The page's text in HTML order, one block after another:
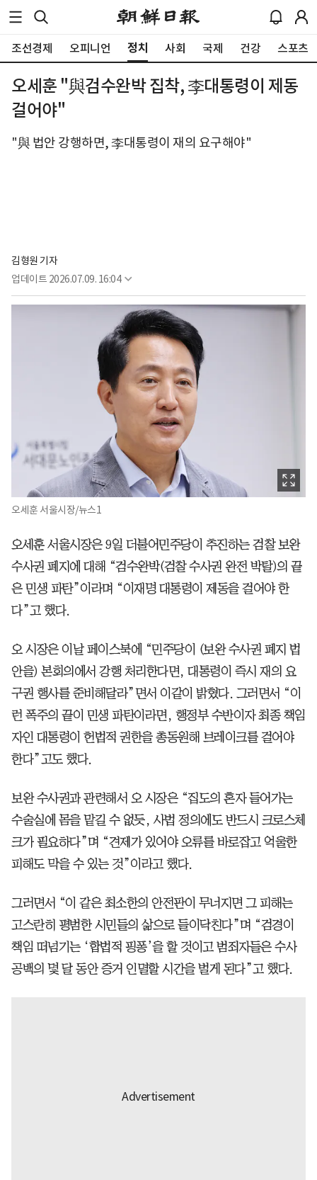
조선경제 오피니언 정치 사회 국제 건강 스포츠
오세훈 "與검수완박 집착, 李대통령이 제동
걸어야"
"與 법안 강행하면, 李대통령이 재의 요구해야"
김형원 기자
업데이트 2026.07.09. 16:04
오세훈 서울시장/뉴스1
오세훈 서울시장은 9일 더불어민주당이 추진하는 검찰 보완
수사권 폐지에 대해 “검수완박(검찰 수사권 완전 박탈)의 끝
은 민생 파탄”이라며 “이재명 대통령이 제동을 걸어야 한
다”고 했다.
오 시장은 이날 페이스북에 “민주당이 (보완 수사권 폐지 법
안을) 본회의에서 강행 처리한다면, 대통령이 즉시 재의 요
구권 행사를 준비해달라”면서 이같이 밝혔다. 그러면서 “이
런 폭주의 끝이 민생 파탄이라면, 행정부 수반이자 최종 책임
자인 대통령이 헌법적 권한을 총동원해 브레이크를 걸어야
한다”고도 했다.
보완 수사권과 관련해서 오 시장은 “집도의 혼자 들어가는
수술실에 몸을 맡길 수 없듯, 사법 정의에도 반드시 크로스체
크가 필요하다”며 “견제가 있어야 오류를 바로잡고 억울한
피해도 막을 수 있는 것”이라고 했다.
그러면서 “이 같은 최소한의 안전판이 무너지면 그 피해는
고스란히 평범한 시민들의 삶으로 들이닥친다”며 “검경이
책임 떠넘기는 ‘합법적 핑퐁’을 할 것이고 범죄자들은 수사
공백의 몇 달 동안 증거 인멸할 시간을 벌게 된다”고 했다.